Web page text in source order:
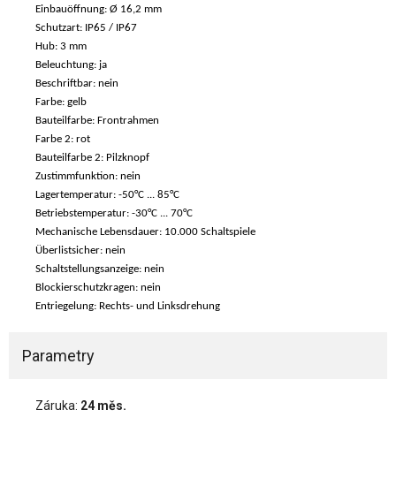
Einbauöffnung: Ø 16,2 mm
Schutzart: IP65 / IP67
Hub: 3 mm
Beleuchtung: ja
Beschriftbar: nein
Farbe: gelb
Bauteilfarbe: Frontrahmen
Farbe 2: rot
Bauteilfarbe 2: Pilzknopf
Zustimmfunktion: nein
Lagertemperatur: -50°C ... 85°C
Betriebstemperatur: -30°C ... 70°C
Mechanische Lebensdauer: 10.000 Schaltspiele
Überlistsicher: nein
Schaltstellungsanzeige: nein
Blockierschutzkragen: nein
Entriegelung: Rechts- und Linksdrehung
Parametry
Záruka: 24 měs.